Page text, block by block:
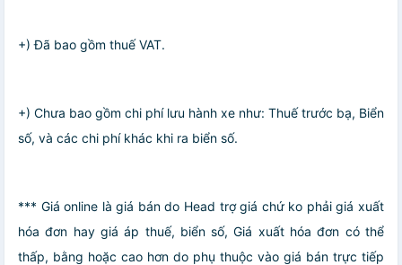
+) Đã bao gồm thuế VAT.
+) Chưa bao gồm chi phí lưu hành xe như: Thuế trước bạ, Biển
số, và các chi phí khác khi ra biển số.
*** Giá online là giá bán do Head trợ giá chứ ko phải giá xuất
hóa đơn hay giá áp thuế, biển số, Giá xuất hóa đơn có thể
thấp, bằng hoặc cao hơn do phụ thuộc vào giá bán trực tiếp